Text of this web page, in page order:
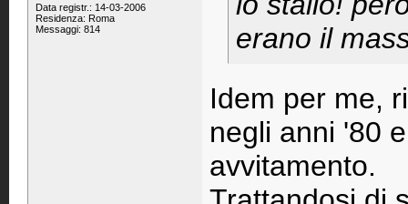
Data registr.: 14-03-2006
Residenza: Roma
Messaggi: 814
erano il
Idem per me,
negli anni '80
avvitamento.